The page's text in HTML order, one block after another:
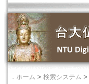
． ホーム > 検索システム >